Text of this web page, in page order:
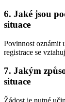
6. Jaké jsou
situace
Povinnost oznámit
registrace se
7. Jakým
situace
Žádost je nutné